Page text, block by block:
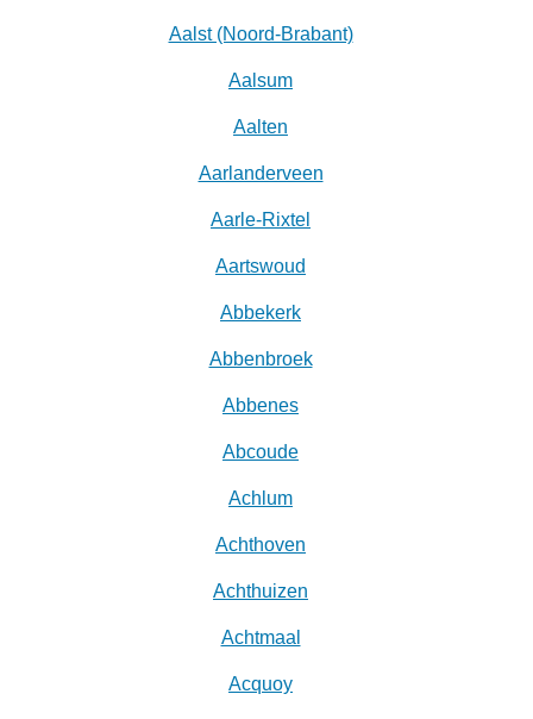
Aalst (Noord-Brabant)
Aalsum
Aalten
Aarlanderveen
Aarle-Rixtel
Aartswoud
Abbekerk
Abbenbroek
Abbenes
Abcoude
Achlum
Achthoven
Achthuizen
Achtmaal
Acquoy